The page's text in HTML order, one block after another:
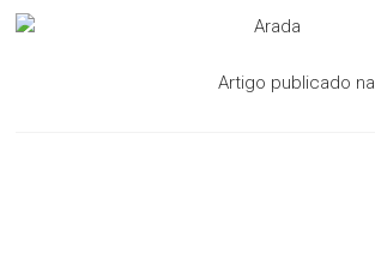
Artigo publicado na